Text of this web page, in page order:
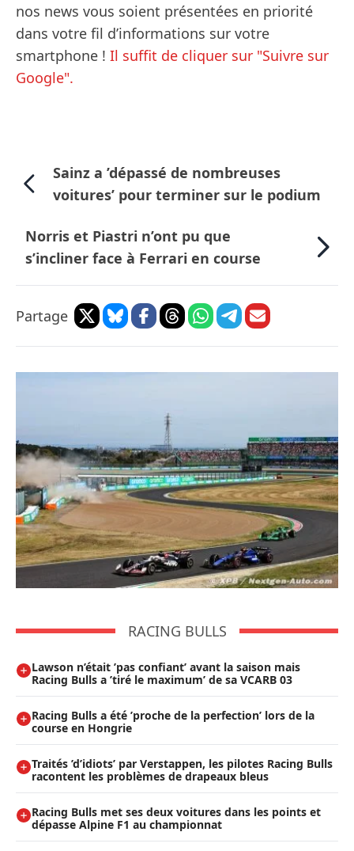
nos news vous soient présentées en priorité
dans votre fil d’informations sur votre
smartphone ! Il suffit de cliquer sur "Suivre sur
Google".
Sainz a ’dépassé de nombreuses
voitures’ pour terminer sur le podium
Norris et Piastri n’ont pu que
s’incliner face à Ferrari en course
Partage
RACING BULLS
Lawson n’était ’pas confiant’ avant la saison mais
Racing Bulls a ’tiré le maximum’ de sa VCARB 03
Racing Bulls a été ’proche de la perfection’ lors de la
course en Hongrie
Traités ’d’idiots’ par Verstappen, les pilotes Racing Bulls
racontent les problèmes de drapeaux bleus
Racing Bulls met ses deux voitures dans les points et
dépasse Alpine F1 au championnat